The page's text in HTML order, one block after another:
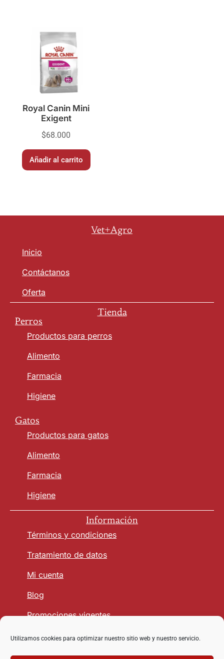
Utilizamos cookies para optimizar nuestro sitio web y nuestro servicio.
Royal Canin Mini
Exigent
$68.000
Añadir al carrito
Vet+Agro
Inicio
Contáctanos
Oferta
Tienda
Perros
Productos para perros
Alimento
Farmacia
Higiene
Gatos
Productos para gatos
Alimento
Farmacia
Higiene
Información
Términos y condiciones
Tratamiento de datos
Mi cuenta
Blog
Promociones vigentes
Seguridad y Confianza